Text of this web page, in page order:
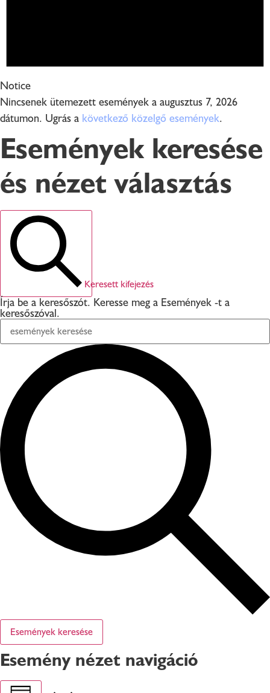
Notice
Nincsenek ütemezett események a augusztus 7, 2026
dátumon. Ugrás a következő közelgő események.
Események keresése
és nézet választás
Keresett kifejezés
Írja be a keresőszót. Keresse meg a Események -t a
keresőszóval.
Események keresése
Esemény nézet navigáció